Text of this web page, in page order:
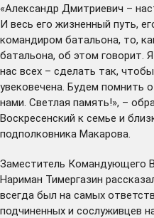
«Александр Дмитриевич –
И весь его жизненный путь,
командиром батальона, то,
батальона, об этом говорит.
нас всех – сделать так,
увековечена. Будем помнить
нами. Светлая память!», –
Воскресенский к семье и
подполковника Макарова.
Заместитель Командующего
Нариман Тимергазин
всегда был на самых
подчиненных и сослуживцев